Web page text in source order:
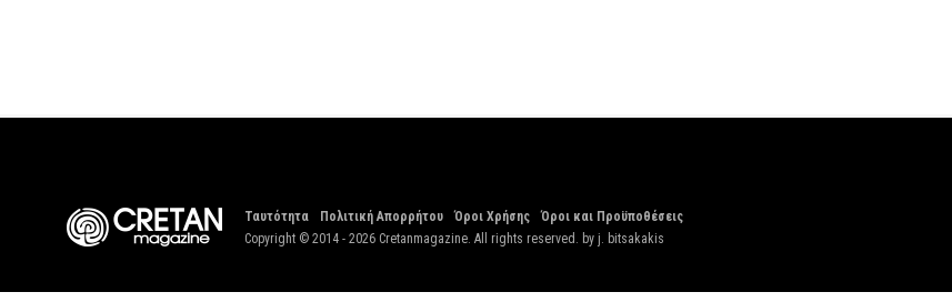
Ταυτότητα Πολιτική Απορρήτου Όροι Χρήσης
Όροι και Προϋποθέσεις
Copyright © 2014 - 2026 Cretanmagazine. All rights reserved. by j. bitsakakis